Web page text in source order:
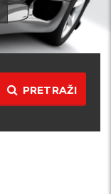
PRETRAŽI